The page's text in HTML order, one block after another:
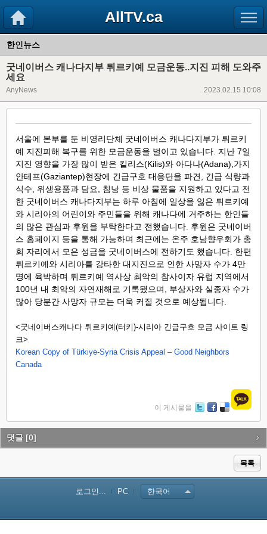
AllTV.ca
한인뉴스
굿네이버스 캐나다지부 튀르키예 모금운동..지진 피해 도와주
세요
AnyNews 2023.02.15 10:08
서울에 본부를 둔 비영리단체 굿네이버스 캐나다지부가 튀르키
예 지진피해 복구를 위한 모금운동을 벌이고 있습니다. 지난 7일
지진 영향을 가장 많이 받은 킬리스(Kilis)와 아다나(Adana),가지
안테프(Gaziantep)현장에 긴급구호 대응단을 파견, 긴급 식량과
식수, 위생용품과 담요, 침낭 등 비상 물품을 지원하고 있다고 전
한 굿네이버스 캐나다지부는 하루 아침에 일상을 잃은 튀르키예
와 시리아의 어린이와 주민들을 위해 캐나다에 거주하는 한인들
의 많은 관심과 후원을 부탁한다고 전했습니다. 후원은 굿네이버
스 홈페이지 등을 통해 가능하며 최근에는 온주 호남향우회가 총
회 자리에서 모은 성금을 굿네이버스에 전하기도 했습니다. 한편
튀르키예와 시리아를 강타한 대지진으로 인한 사망자 수가 4만
명에 육박하며 튀르키예 역사상 최악의 참사이자 유럽 지역에서
100년 내 최악의 자연재해로 기록됐으며, 부상자와 실종자 수가
많아 당분간 사망자 규모는 더욱 커질 것으로 예상됩니다.
<굿네이버스캐나다 튀르키예(터키)-시리아 긴급구호 모금 사이트 링
크>
Korean Copy of Türkiye-Syria Crisis Appeal – Good Neighbors
Canada
이 게시물을
itte ce lici
댓글 [0]
목록
로그인... PC 한국어